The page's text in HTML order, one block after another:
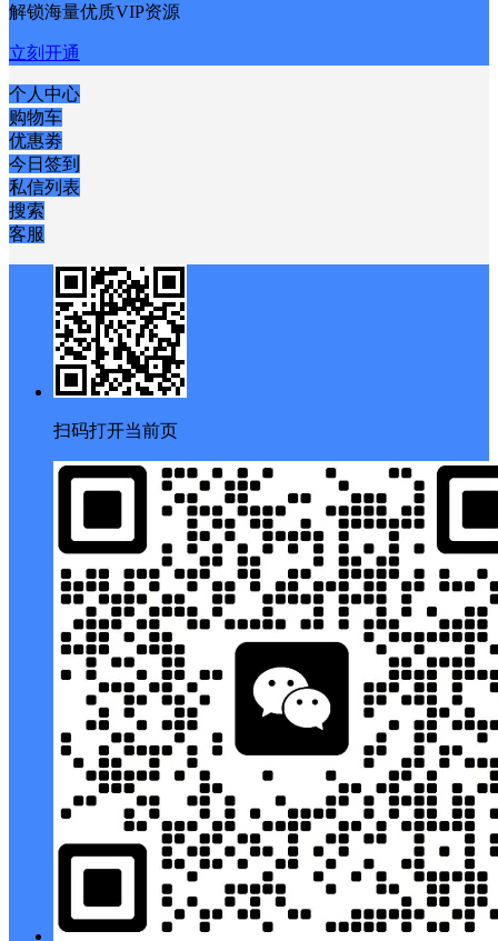
解锁海量优质VIP资源
立刻开通
个人中心
购物车
优惠劵
今日签到
私信列表
搜索
客服
扫码打开当前页